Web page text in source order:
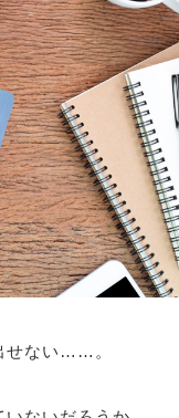
せない……。